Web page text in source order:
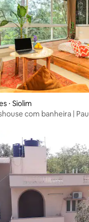
⋅ Siolim
com banheira |